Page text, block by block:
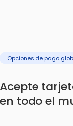
Opciones de pago
Acepte
en todo el